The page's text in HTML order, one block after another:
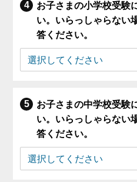
お子さまの小学校受験
い。いらっしゃらない
答ください。
お子さまの中学校受験
い。いらっしゃらない
答ください。